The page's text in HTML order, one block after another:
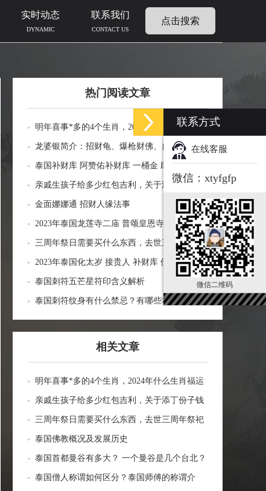
实时动态
DYNAMIC
联系我们
CONTACT US
点击搜索
热门阅读文章
明年喜事*多的4个生肖，2024年什么生肖福运
临门好事连连
龙婆银简介：招财龟、爆枪财佛、自身佛牌的
功效介绍
泰国补财库 阿赞佑补财库 一桶金 助力生意财
运财富
亲戚生孩子给多少红包吉利，关于添丁份子钱
风水讲究
金面娜娜通 招财人缘法事
2023年泰国龙莲寺二庙 普颂皇恩寺化太岁 接
贵人 补财库 佛历2566年
三周年祭日需要买什么东西，去世三周年祭祀
用品风水
2023年泰国化太岁 接贵人 补财库 佛历2566年
泰国刺符五芒星符印含义解析
泰国刺符纹身有什么禁忌？有哪些功效？
相关文章
明年喜事*多的4个生肖，2024年什么生肖福运
临门好事连连
亲戚生孩子给多少红包吉利，关于添丁份子钱
风水讲究
三周年祭日需要买什么东西，去世三周年祭祀
用品风水
泰国佛教概况及发展历史
泰国首都曼谷有多大？ 一个曼谷是几个台北？
一张图看曼谷面积与各大城市比较
泰国僧人称谓如何区分？泰国师傅的称谓介
联系方式
在线客服
微信：xtyfgfp
微信二维码